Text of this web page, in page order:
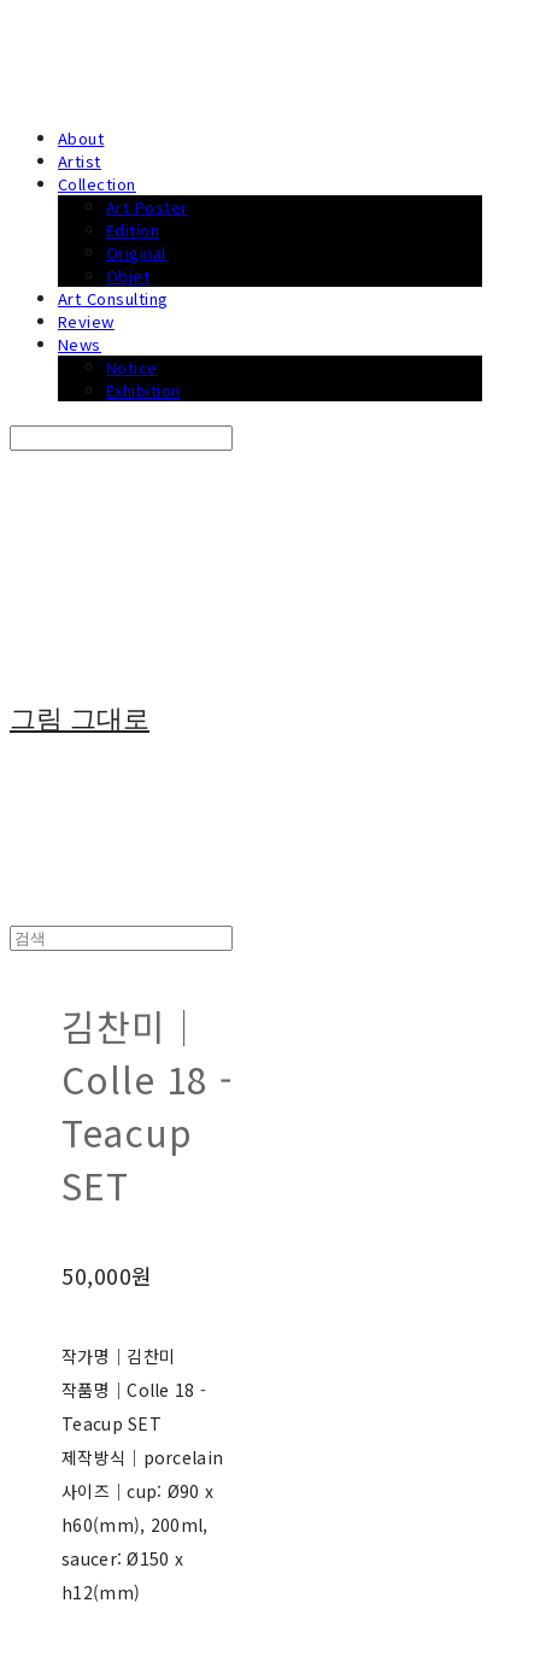
About
Artist
Collection
Art Poster
Edition
Original
Objet
Art Consulting
Review
News
Notice
Exhibition
그림 그대로
김찬미｜
Colle 18 -
Teacup
SET
50,000원
작가명｜김찬미
작품명｜Colle 18 -
Teacup SET
제작방식｜porcelain
사이즈｜cup: Ø90 x
h60(mm), 200ml,
saucer: Ø150 x
h12(mm)